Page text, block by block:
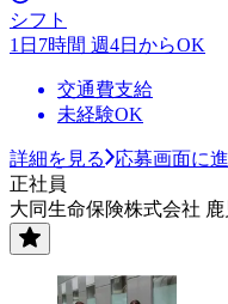
シフト
1日7時間 週4日からOK
交通費支給
未経験OK
詳細を見る
応募画面に
正社員
大同生命保険株式会社